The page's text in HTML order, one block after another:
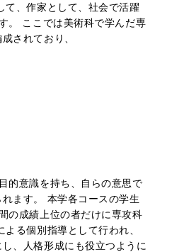
て、作家として、社会で活躍
。 ここでは美術科で学んだ専
されており、
的意識を持ち、自らの意思で
ます。 本学各コースの学生
の成績上位の者だけに専攻科
る個別指導として行われ、
、人格形成にも役立つように